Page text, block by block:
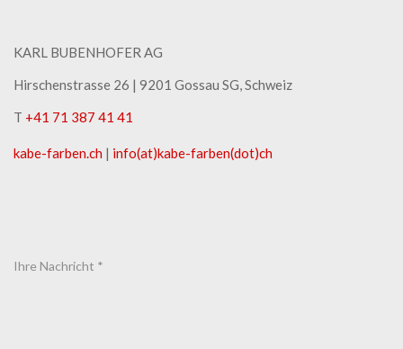
KARL BUBENHOFER AG
Hirschenstrasse 26 | ​9201 Gossau SG, Schweiz
T +41 71 387 41 41
kabe-​farben.ch | info(at)kabe-​farben(dot)ch